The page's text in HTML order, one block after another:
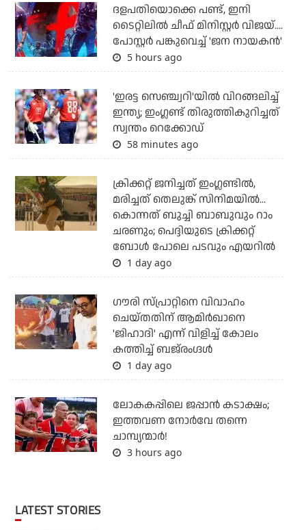
ദളപതിയൊക്കെ പണ്ട്, ഇനി
ടൈറ്റിലില്‍ ചീഫ് മിനിസ്റ്റര്‍ വിജയ്....
പോസ്റ്റര്‍ പങ്കുവെച്ച് 'ജന നായകന്‍'
5 hours ago
'ഇരട്ട സെഞ്ച്വറി'യില്‍ വിറങ്ങലിച്ച്
ഇന്ത്യ; ഇംഗ്ലണ്ട് തിരുത്തികുറിച്ചത്
സ്വന്തം റെക്കോഡ്
58 minutes ago
ക്രിക്കറ്റ് ജനിച്ചത് ഇംഗ്ലണ്ടില്‍,
മരിച്ചത് തെലുങ്ക് സിനിമയില്‍...
കൊന്നത് ബുച്ചി ബാബുവും റാം
ചരണും; പെദ്ദിയുടെ ക്രിക്കറ്റ്
ബോള്‍ പോലെ പടവും എയറില്‍
1 day ago
ഗൗരി സ്പ്രാറ്റിനെ വിവാഹം
ചെയ്തതിന് ആമിര്‍ഖാനെ
'ജിഹാദി' എന്ന് വിളിച്ച് കോലം
കത്തിച്ച് ബജ്‌രംഗ്ദള്‍
1 day ago
ലോകകപ്പിലെ ജപ്പാന്‍ കടാക്ഷം;
ഇത്തവണ നോര്‍വേ തന്നെ
ചാമ്പ്യന്മാര്‍!
3 hours ago
LATEST STORIES